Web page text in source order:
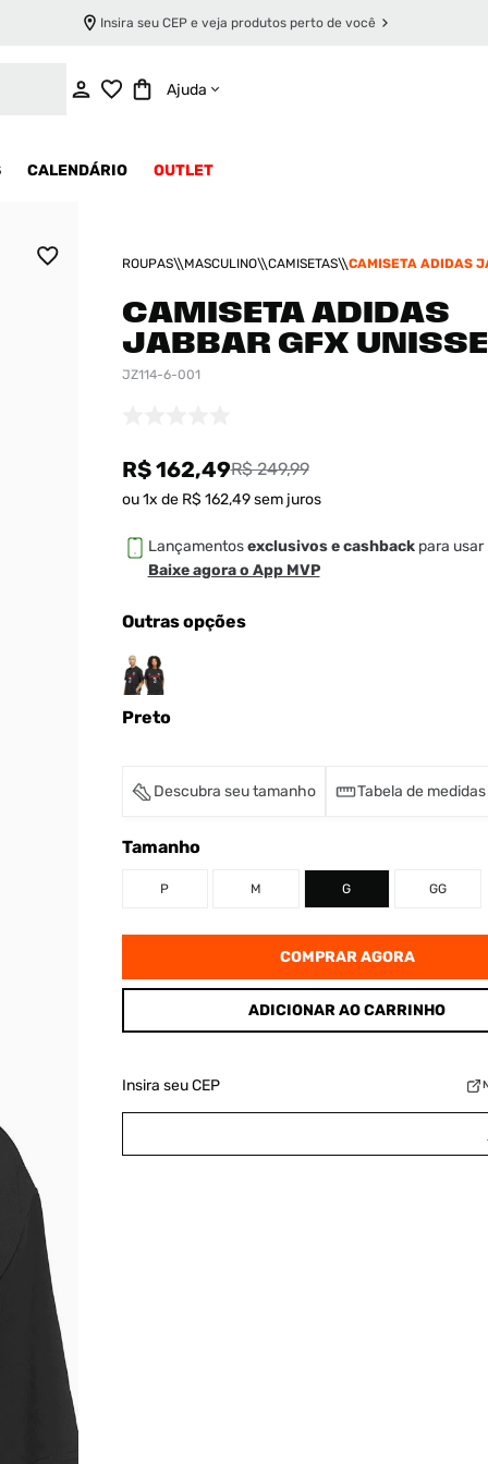
Insira seu CEP e veja produtos perto de você
Ajuda
CALENDÁRIO OUTLET
ROUPAS MASCULINO CAMISETAS
CAMISETA ADIDAS
CAMISETA ADIDAS
JABBAR GFX
JZ114-6-001
R$ 162,49R$ 249,99
ou1x de R$ 162,49sem juros
Lançamentosexclusivos e cashbackpara usar
Baixe agora o App MVP
Outras opções
Preto
Descubra seu tamanho Tabela de medidas
Tamanho
P M G GG
COMPRAR AGORA
ADICIONAR AO CARRINHO
Insira seu CEP